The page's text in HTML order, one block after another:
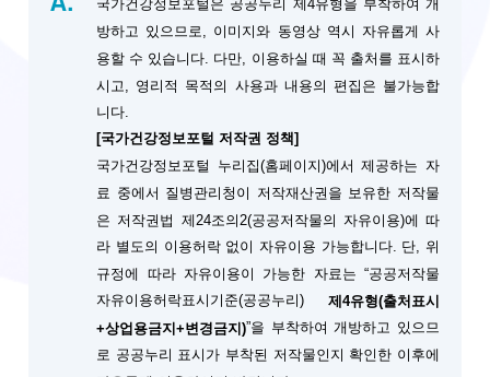
국가건강정보포털은 공공누리 제4유형을 부착하여 개
방하고 있으므로, 이미지와 동영상 역시 자유롭게 사
용할 수 있습니다. 다만, 이용하실 때 꼭 출처를 표시하
시고, 영리적 목적의 사용과 내용의 편집은 불가능합
니다.
[국가건강정보포털 저작권 정책]
국가건강정보포털 누리집(홈페이지)에서 제공하는 자
료 중에서 질병관리청이 저작재산권을 보유한 저작물
은 저작권법 제24조의2(공공저작물의 자유이용)에 따
라 별도의 이용허락 없이 자유이용 가능합니다. 단, 위
규정에 따라 자유이용이 가능한 자료는 “공공저작물
자유이용허락표시기준(공공누리) 제4유형(출처표시
+상업용금지+변경금지)”을 부착하여 개방하고 있으므
로 공공누리 표시가 부착된 저작물인지 확인한 이후에